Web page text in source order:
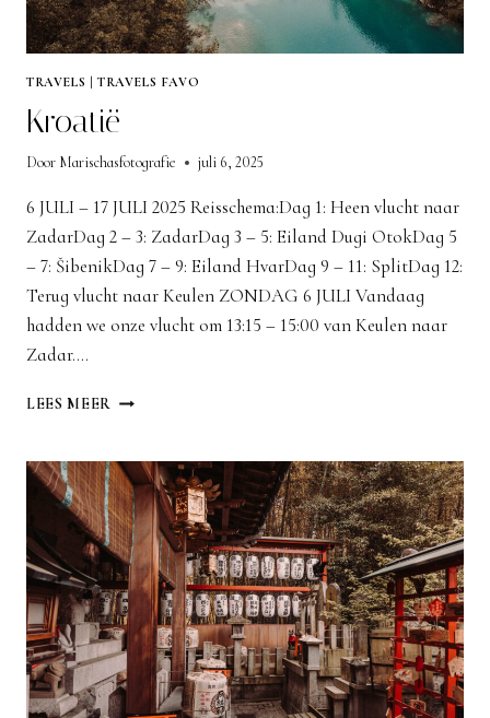
TRAVELS TRAVELS FAVO
Kroatië
Door Marischasfotografie juli 6, 2025
6 JULI – 17 JULI 2025 Reisschema:Dag 1: Heen vlucht naar
ZadarDag 2 – 3: ZadarDag 3 – 5: Eiland Dugi OtokDag 5
– 7: ŠibenikDag 7 – 9: Eiland HvarDag 9 – 11: SplitDag 12:
Terug vlucht naar Keulen ZONDAG 6 JULI Vandaag
hadden we onze vlucht om 13:15 – 15:00 van Keulen naar
Zadar….
LEES MEER KROATIË